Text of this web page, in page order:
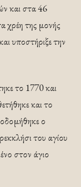
και στα 46
χρέη της µονής
υποστήριξε την
το 1770 και
και το
ο
του αγίου
στον άγιο